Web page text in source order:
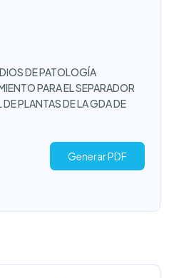
DE PATOLOGÍA
PARA EL SEPARADOR
PLANTAS DE LA GDA DE
Generar PDF